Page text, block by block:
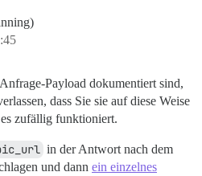
Payload dokumentiert sind,
dass Sie sie auf diese Weise
zufällig funktioniert.
in der Antwort nach dem
und dann ein einzelnes